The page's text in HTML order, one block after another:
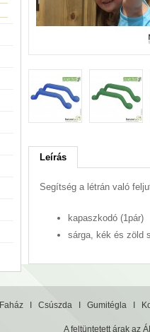
Leírás
Segítség a létrán való
kapaszkodó (1pár)
sárga, kék és zöld
FaházI CsúszdaI GumitéglaI
A feltüntetett árak az